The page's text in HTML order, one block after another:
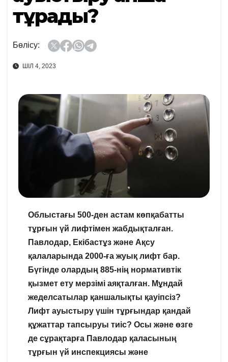
тұрады?
Бөлісу:
ШІЛ 4, 2023
Облыстағы 500-ден астам көпқабатты
тұрғын үй лифтімен жабдықталған.
Павлодар, Екібастұз және Ақсу
қалаларында 2000-ға жуық лифт бар.
Бүгінде олардың 885-нің нормативтік
қызмет ету мерзімі аяқталған. Мұндай
жеделсатылар қаншалықты қауіпсіз?
Лифт ауыстыру үшін тұрғындар қандай
құжаттар тапсыруы тиіс? Осы және өзге
де сұрақтарға Павлодар қаласының
тұрғын үй инспекциясы және